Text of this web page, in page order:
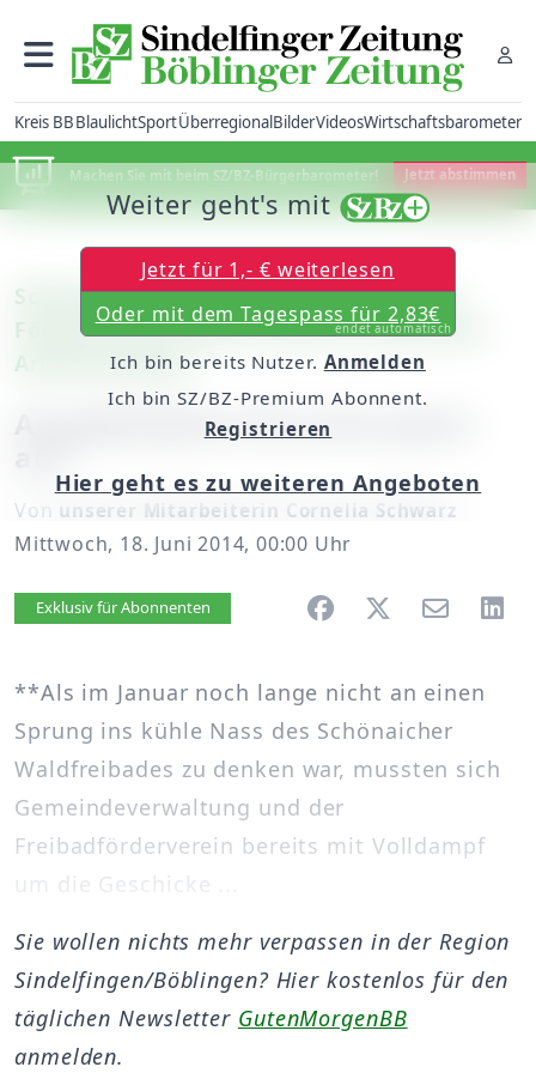
Kreis BBBlaulichtSportÜberregionalBilderVideosWirtschaftsbarometer
Machen Sie mit beim SZ/BZ-Bürgerbarometer! Jetzt abstimmen
Schönaich: Ehrenamtliche des Freibad-
Fördervereins haben dennoch zahlreiche
Arbeitseinsätze
Ausgebildetes Personal passt
Von unserer Mitarbeiterin Cornelia Schwarz
Mittwoch, 18. Juni 2014, 00:00 Uhr
Artikel vorlesen
Exklusiv für Abonnenten
**Als im Januar noch lange nicht an einen
Sprung ins kühle Nass des Schönaicher
Waldfreibades zu denken war, mussten sich
Gemeindeverwaltung und der
Freibadförderverein bereits mit Volldampf
um die Geschicke ...
Weiter geht's mit
Jetzt für 1,- € weiterlesen
Oder mit dem Tagespass für 2,83€
endet automatisch
Ich bin bereits Nutzer. Anmelden
Ich bin SZ/BZ-Premium Abonnent.
Registrieren
Hier geht es zu weiteren Angeboten
Sie wollen nichts mehr verpassen in der Region
Sindelfingen/Böblingen? Hier kostenlos für den
täglichen Newsletter GutenMorgenBB
anmelden.